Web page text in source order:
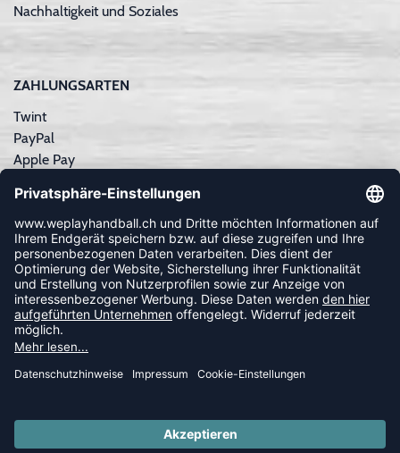
Nachhaltigkeit und Soziales
ZAHLUNGSARTEN
Twint
PayPal
Apple Pay
Kreditkarte
Rechnungskauf
NEWSLETTER
FOLLOW US